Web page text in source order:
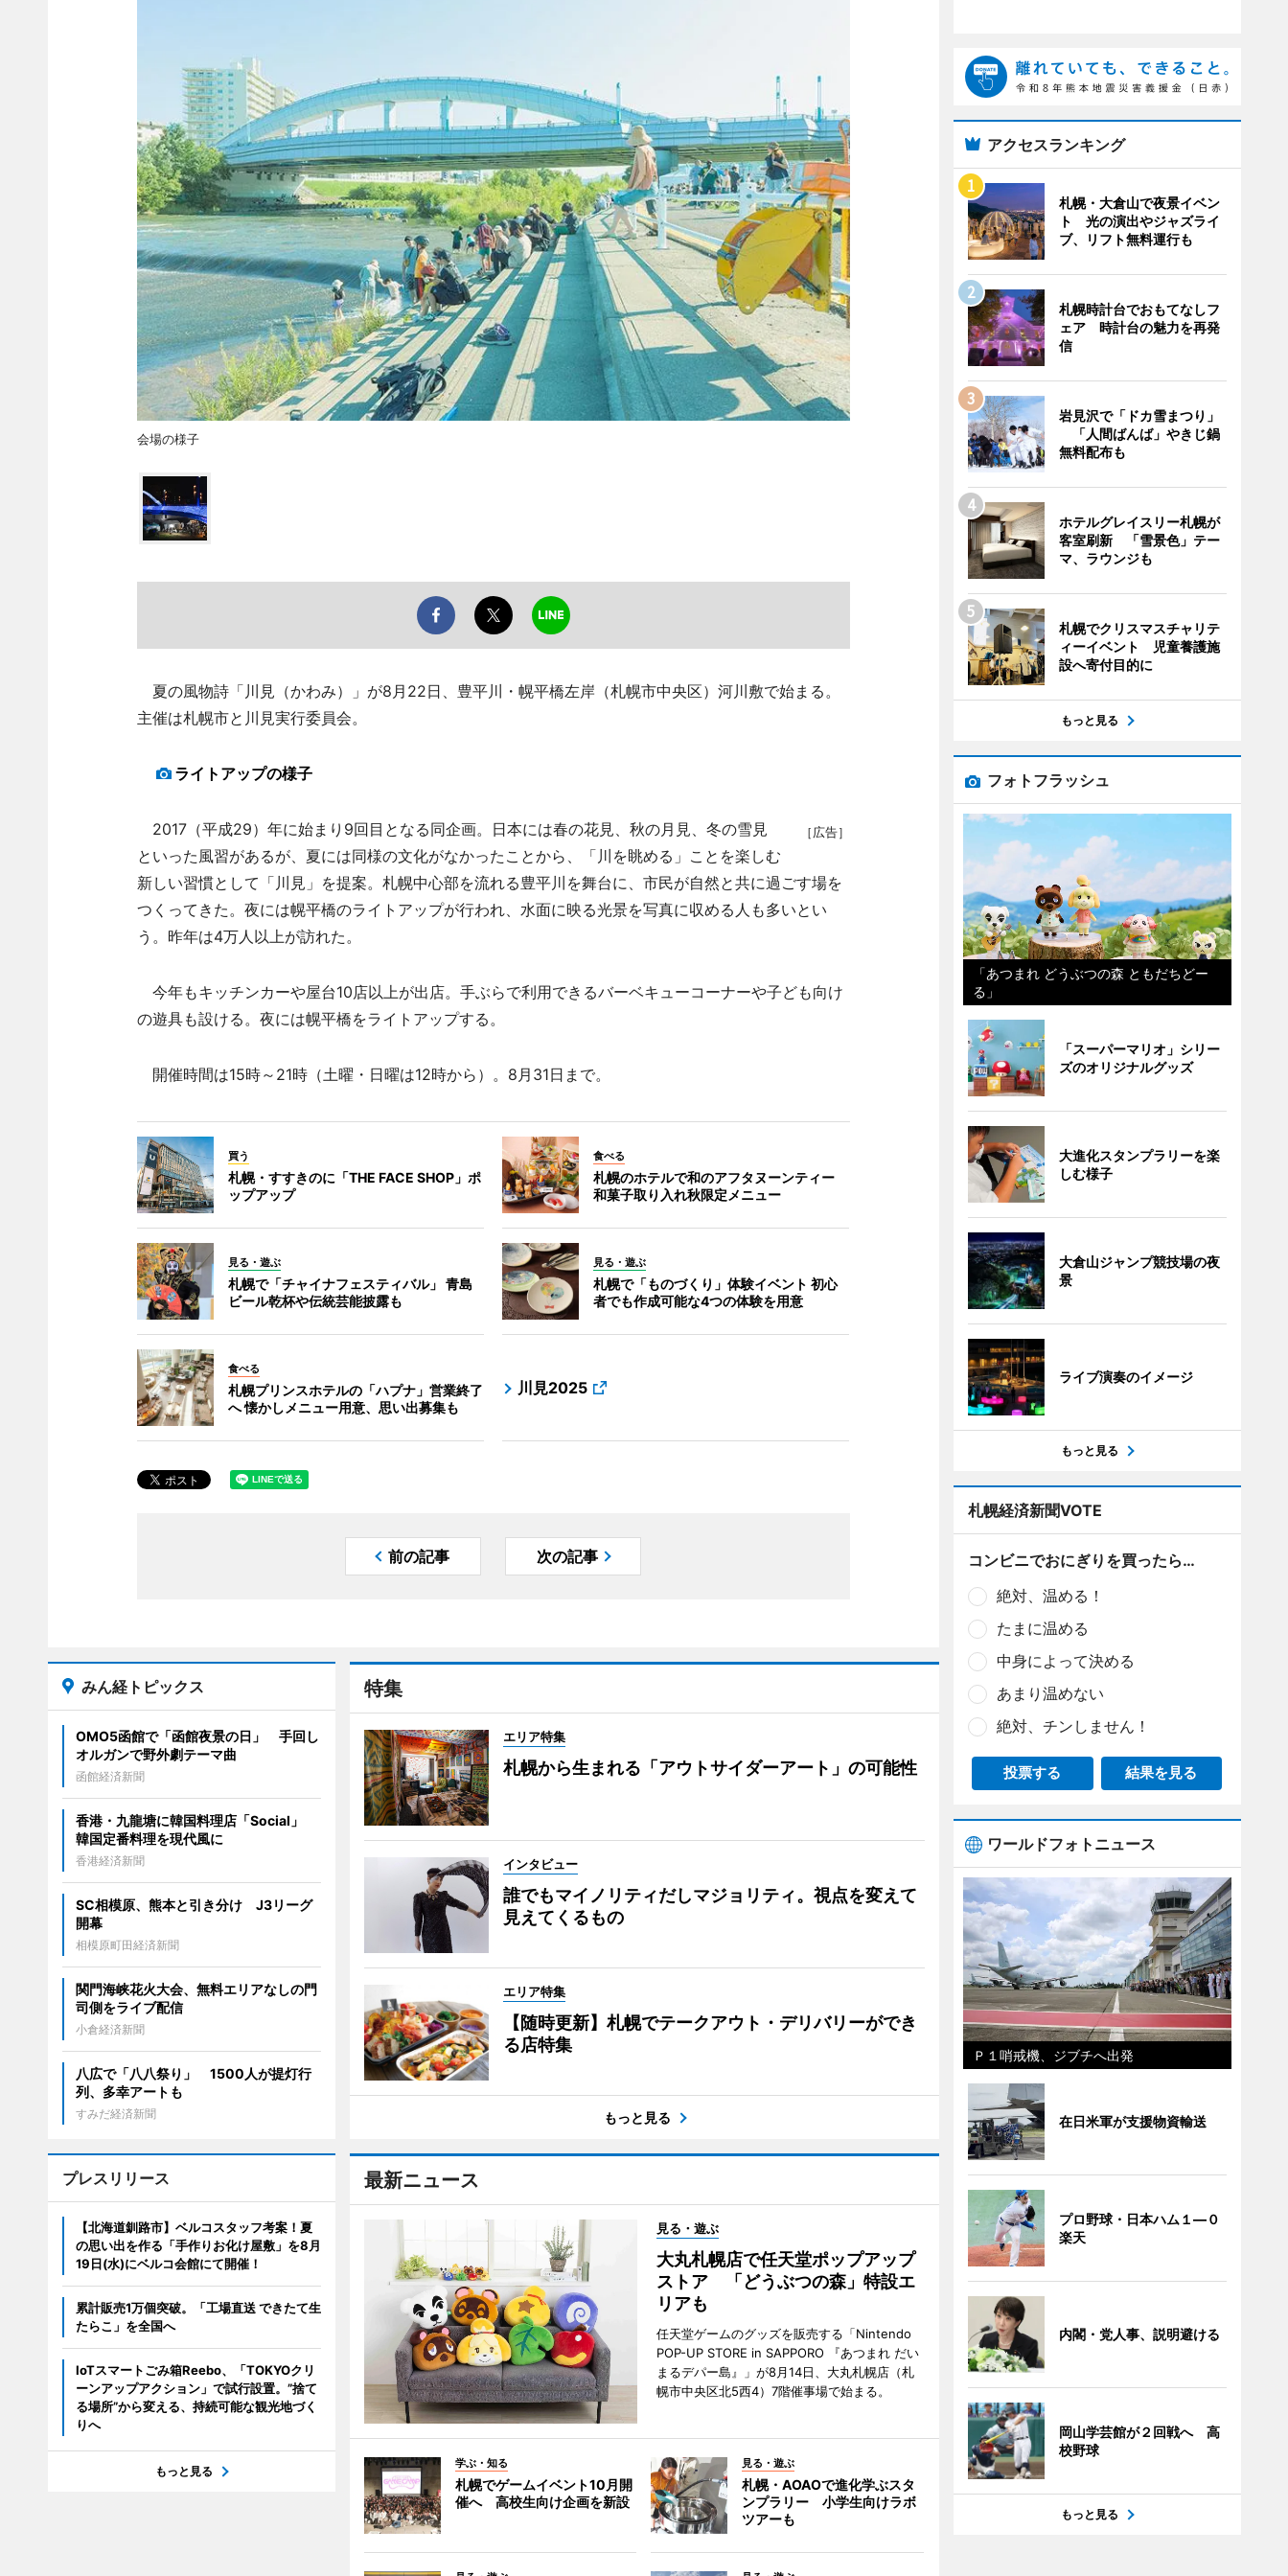
会場の様子
夏の風物詩「川見（かわみ）」が8月22日、豊平川・幌平橋左岸（札幌市中央区）河川敷で始まる。
主催は札幌市と川見実行委員会。
ライトアップの様子
［広告］
2017（平成29）年に始まり9回目となる同企画。日本には春の花見、秋の月見、冬の雪見
といった風習があるが、夏には同様の文化がなかったことから、「川を眺める」ことを楽しむ
新しい習慣として「川見」を提案。札幌中心部を流れる豊平川を舞台に、市民が自然と共に過ごす場を
つくってきた。夜には幌平橋のライトアップが行われ、水面に映る光景を写真に収める人も多いとい
う。昨年は4万人以上が訪れた。
今年もキッチンカーや屋台10店以上が出店。手ぶらで利用できるバーベキューコーナーや子ども向け
の遊具も設ける。夜には幌平橋をライトアップする。
開催時間は15時～21時（土曜・日曜は12時から）。8月31日まで。
買う
札幌・すすきのに「THE FACE SHOP」ポ
ップアップ
食べる
札幌のホテルで和のアフタヌーンティー
和菓子取り入れ秋限定メニュー
見る・遊ぶ
札幌で「チャイナフェスティバル」 青島
ビール乾杯や伝統芸能披露も
見る・遊ぶ
札幌で「ものづくり」体験イベント 初心
者でも作成可能な4つの体験を用意
食べる
札幌プリンスホテルの「ハプナ」営業終了
へ 懐かしメニュー用意、思い出募集も
川見2025
前の記事 次の記事
特集
エリア特集
札幌から生まれる「アウトサイダーアート」の可能性
インタビュー
誰でもマイノリティだしマジョリティ。視点を変えて
見えてくるもの
エリア特集
【随時更新】札幌でテークアウト・デリバリーができ
る店特集
もっと見る
最新ニュース
見る・遊ぶ
大丸札幌店で任天堂ポップアップ
ストア 「どうぶつの森」特設エ
リアも
任天堂ゲームのグッズを販売する「Nintendo
POP-UP STORE in SAPPORO 『あつまれ だい
まるデパー島』」が8月14日、大丸札幌店（札
幌市中央区北5西4）7階催事場で始まる。
学ぶ・知る
札幌でゲームイベント10月開
催へ 高校生向け企画を新設
見る・遊ぶ
札幌・AOAOで進化学ぶスタ
ンプラリー 小学生向けラボ
ツアーも
みん経トピックス
OMO5函館で「函館夜景の日」 手回し
オルガンで野外劇テーマ曲
函館経済新聞
香港・九龍塘に韓国料理店「Social」
韓国定番料理を現代風に
香港経済新聞
SC相模原、熊本と引き分け J3リーグ
開幕
相模原町田経済新聞
関門海峡花火大会、無料エリアなしの門
司側をライブ配信
小倉経済新聞
八広で「八八祭り」 1500人が提灯行
列、多幸アートも
すみだ経済新聞
プレスリリース
【北海道釧路市】ベルコスタッフ考案！夏
の思い出を作る「手作りお化け屋敷」を8月
19日(水)にベルコ会館にて開催！
累計販売1万個突破。「工場直送 できたて生
たらこ」を全国へ
IoTスマートごみ箱Reebo、「TOKYOクリ
ーンアップアクション」で試行設置。”捨て
る場所”から変える、持続可能な観光地づく
りへ
もっと見る
アクセスランキング
札幌・大倉山で夜景イベン
ト 光の演出やジャズライ
ブ、リフト無料運行も
札幌時計台でおもてなしフ
ェア 時計台の魅力を再発
信
岩見沢で「ドカ雪まつり」
「人間ばんば」やきじ鍋
無料配布も
ホテルグレイスリー札幌が
客室刷新 「雪景色」テー
マ、ラウンジも
札幌でクリスマスチャリテ
ィーイベント 児童養護施
設へ寄付目的に
もっと見る
フォトフラッシュ
「あつまれ どうぶつの森 ともだちどー
る」
「スーパーマリオ」シリー
ズのオリジナルグッズ
大進化スタンプラリーを楽
しむ様子
大倉山ジャンプ競技場の夜
景
ライブ演奏のイメージ
もっと見る
札幌経済新聞VOTE
コンビニでおにぎりを買ったら…
絶対、温める！
たまに温める
中身によって決める
あまり温めない
絶対、チンしません！
投票する 結果を見る
ワールドフォトニュース
Ｐ１哨戒機、ジブチへ出発
在日米軍が支援物資輸送
プロ野球・日本ハム１―０
楽天
内閣・党人事、説明避ける
岡山学芸館が２回戦へ 高
校野球
もっと見る